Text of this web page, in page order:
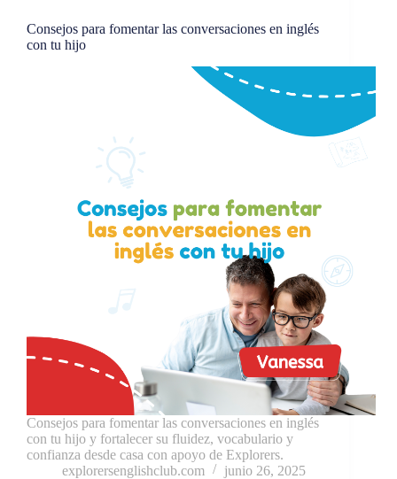
Consejos para fomentar las conversaciones en inglés
con tu hijo
Consejos para fomentar las conversaciones en inglés
con tu hijo y fortalecer su fluidez, vocabulario y
confianza desde casa con apoyo de Explorers.
explorersenglishclub.com
junio 26, 2025